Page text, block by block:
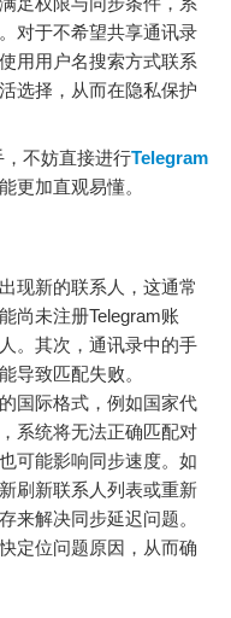
对于不希望共享通讯录
用用户名搜索方式联系
选择，从而在隐私保护
不妨直接进行Telegram
更加直观易懂。
现新的联系人，这通常
尚未注册Telegram账
。其次，通讯录中的手
导致匹配失败。
国际格式，例如国家代
系统将无法正确匹配对
可能影响同步速度。如
刷新联系人列表或重新
来解决同步延迟问题。
定位问题原因，从而确